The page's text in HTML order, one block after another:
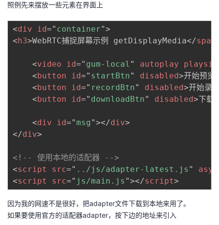
我
的
我
子
直
播
的
活
动
我
的
关
注
我
的
开
我
的
我
照例先来摆放一些元素在界面上
<div id=" container">
< h3>WebRTC捕捉屏幕示例 getDisplayMedia</span
<video id=" gum-local " autoplay
< button id=" startBtn" disabled>开始预览
< button id=" recordBtn" disabled>开始录
< button id=" downloadBtn" disabled>下载
<div id=" msg "></div>
</div>
<!-- 使用本地的适配器 -->
<script src=" ../js/adapter-latest.js "
<script src=" js/main.js "></script>
因为我的网速不是很好，把adapter文件下载到本地来用了。
如果要使用官方的适配器adapter，按下边的地址来引入